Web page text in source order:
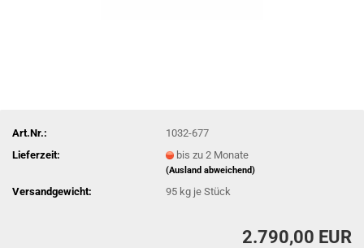
Art.Nr.:
1032-677
Lieferzeit:
bis zu 2 Monate
(Ausland abweichend)
Versandgewicht: 95 kg je Stück
2.790,00 EUR